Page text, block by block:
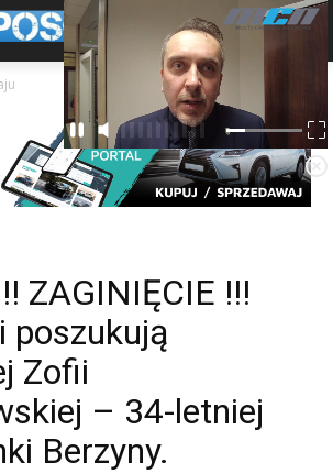
ZAGINIĘCIE !!!
poszukują
Zofii
– 34-letniej
Berzyny.